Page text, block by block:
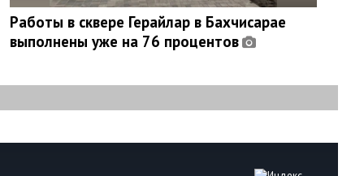
Работы в сквере Герайлар в Бахчисарае
выполнены уже на 76 процентов